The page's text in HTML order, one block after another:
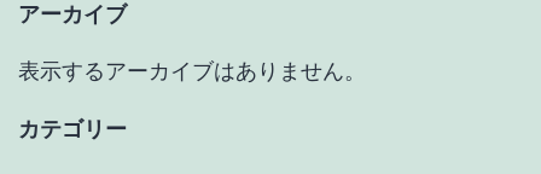
アーカイブ
表示するアーカイブはありません。
カテゴリー